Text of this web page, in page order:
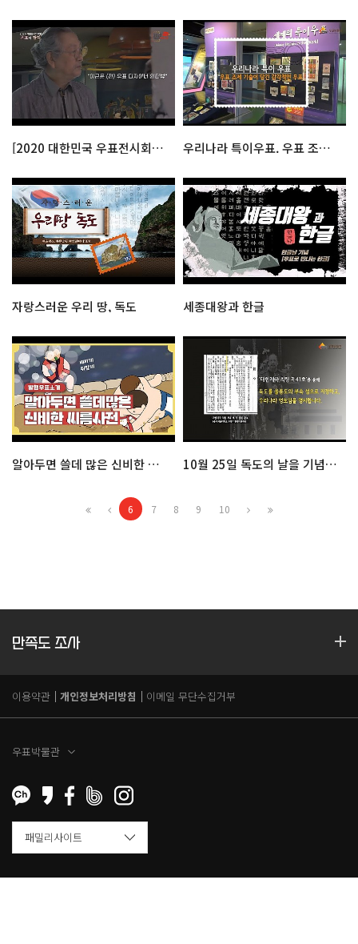
[2020 대한민국 우표전시회] 이근문 전 우표디자이너 인터뷰 우리나라 특이우표. 우표 조제 기술이 담긴 감각적인 우표
자랑스러운 우리 땅, 독도 세종대왕과 한글
알아두면 쓸데 많은 신비한 씨름사전 10월 25일 독도의 날을 기념하다
6 7 8 9 10
만족도 조사
이용약관 개인정보처리방침 이메일 무단수집거부
우표박물관